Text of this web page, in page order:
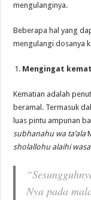
mengulanginya.
Beberapa hal yang
mengulangi dosanya
Mengingat
Kematian adalah
beramal. Termasuk
luas pintu ampunan
subhanahu wa ta’ala
sholallohu alaihi
Nya pada